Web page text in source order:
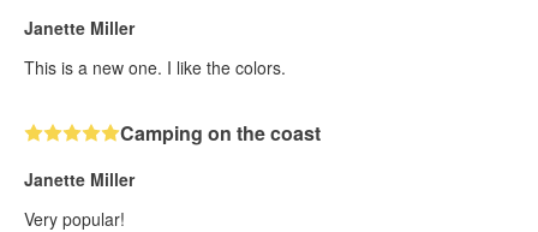
Janette Miller
This is a new one. I like the colors.
Camping on the coast
Janette Miller
Very popular!